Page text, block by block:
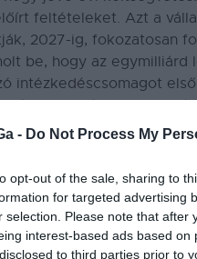
- Do Not Process My
opt-out of the sale, sharing to
for targeted advertising
selection. Please note that
interest-based ads based
to third parties prior to
feltételeket. Azt a
2027-ig, fokozatosan
be, hogy az egymilliárd
intézkedéscsomagot
ösztöndíjakra
ban) 2,7 milliárd lejre
ebéd bevezetésével, a
a szakiskolák